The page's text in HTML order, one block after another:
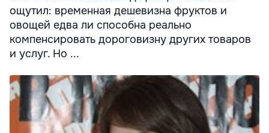
ощутил: временная дешевизна фруктов и
овощей едва ли способна реально
компенсировать дороговизну других товаров
и услуг. Но ...